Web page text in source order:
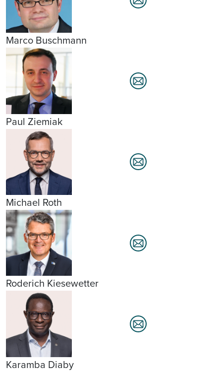
Marco Buschmann
Paul Ziemiak
Michael Roth
Roderich Kiesewetter
Karamba Diaby